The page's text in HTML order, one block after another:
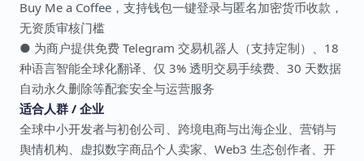
Buy Me a Coffee，支持钱包一键登录与匿名加密货币收款，
无资质审核门槛
● 为商户提供免费 Telegram 交易机器人（支持定制）、18
种语言智能全球化翻译、仅 3% 透明交易手续费、30 天数据
自动永久删除等配套安全与运营服务
适合人群 / 企业
全球中小开发者与初创公司、跨境电商与出海企业、营销与
舆情机构、虚拟数字商品个人卖家、Web3 生态创作者、开